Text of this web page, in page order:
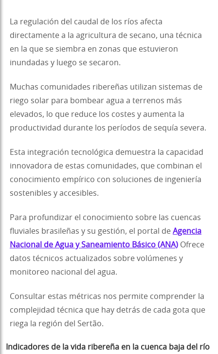
La regulación del caudal de los ríos afecta
directamente a la agricultura de secano, una técnica
en la que se siembra en zonas que estuvieron
inundadas y luego se secaron.
Muchas comunidades ribereñas utilizan sistemas de
riego solar para bombear agua a terrenos más
elevados, lo que reduce los costes y aumenta la
productividad durante los períodos de sequía severa.
Esta integración tecnológica demuestra la capacidad
innovadora de estas comunidades, que combinan el
conocimiento empírico con soluciones de ingeniería
sostenibles y accesibles.
Para profundizar el conocimiento sobre las cuencas
fluviales brasileñas y su gestión, el portal de Agencia
Nacional de Agua y Saneamiento Básico (ANA) Ofrece
datos técnicos actualizados sobre volúmenes y
monitoreo nacional del agua.
Consultar estas métricas nos permite comprender la
complejidad técnica que hay detrás de cada gota que
riega la región del Sertão.
Indicadores de la vida ribereña en la cuenca baja del río